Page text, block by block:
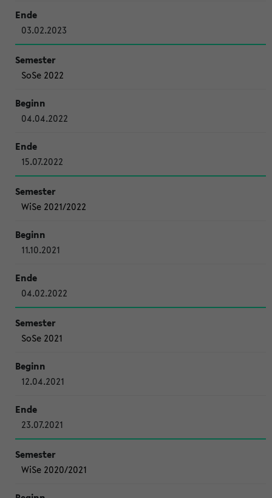
03.02.2023
SoSe 2022
04.04.2022
15.07.2022
WiSe 2021/2022
11.10.2021
04.02.2022
SoSe 2021
12.04.2021
23.07.2021
WiSe 2020/2021